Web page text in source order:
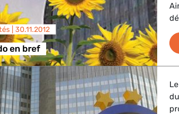
LGBTQI, Numérique & Culture
Protection des consommateurs
| 30.11.2012
en bref